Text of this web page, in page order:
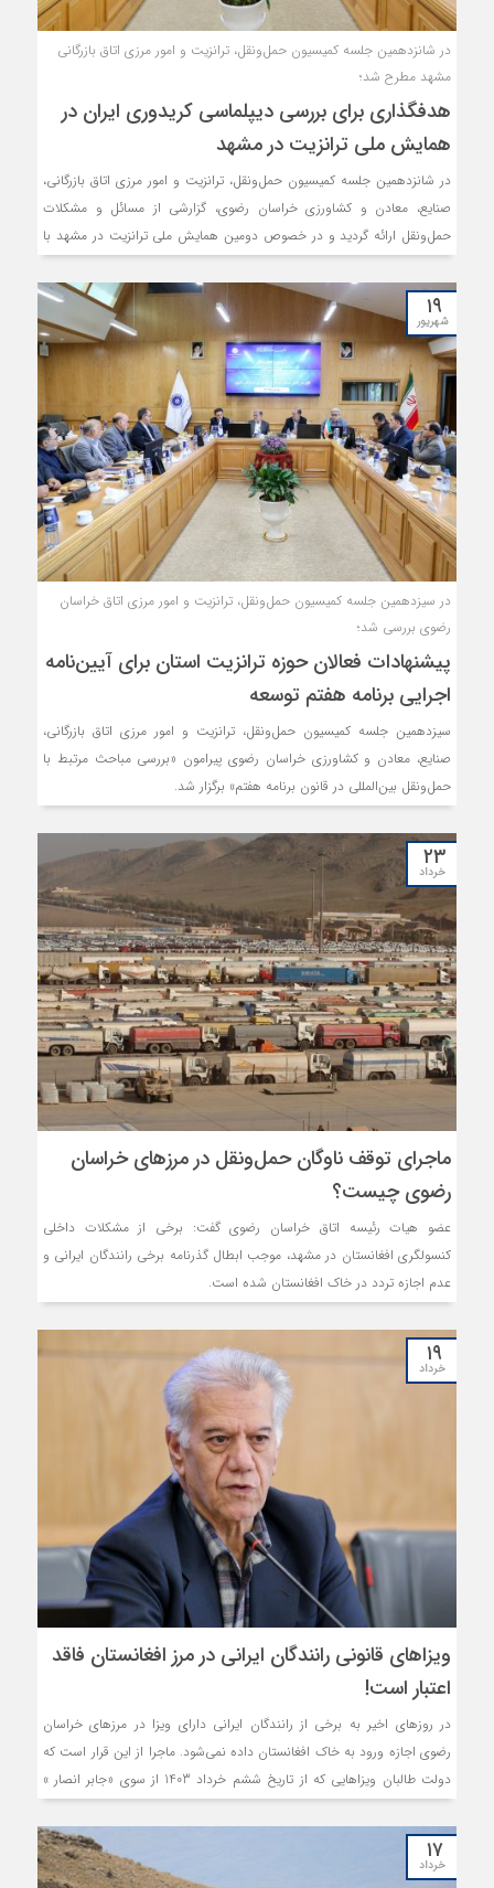
در شانزدهمین جلسه کمیسیون حمل‌ونقل، ترانزیت و امور مرزی اتاق بازرگانی
مشهد مطرح شد؛
هدفگذاری برای بررسی دیپلماسی کریدوری ایران در
همایش ملی ترانزیت در مشهد
در شانزدهمین جلسه کمیسیون حمل‌ونقل، ترانزیت و امور مرزی اتاق بازرگانی،
صنایع، معادن و کشاورزی خراسان رضوی، گزارشی از مسائل و مشکلات
حمل‌ونقل ارائه گردید و در خصوص دومین همایش ملی ترانزیت در مشهد با
۱۹
شهریور
در سیزدهمین جلسه کمیسیون حمل‌ونقل، ترانزیت و امور مرزی اتاق خراسان
رضوی بررسی شد؛
پیشنهادات فعالان حوزه ترانزیت استان برای آیین‌نامه
اجرایی برنامه هفتم توسعه
سیزدهمین جلسه کمیسیون حمل‌ونقل، ترانزیت و امور مرزی اتاق بازرگانی،
صنایع، معادن و کشاورزی خراسان رضوی پیرامون «بررسی مباحث مرتبط با
حمل‌ونقل بین‌المللی در قانون برنامه هفتم» برگزار شد.
۲۳
خرداد
ماجرای توقف ناوگان حمل‌ونقل در مرزهای خراسان
رضوی چیست؟
عضو هیات رئیسه اتاق خراسان رضوی گفت: برخی از مشکلات داخلی
کنسولگری افغانستان در مشهد، موجب ابطال گذرنامه برخی رانندگان ایرانی و
عدم اجازه تردد در خاک افغانستان شده است.
۱۹
خرداد
ویزاهای قانونی رانندگان ایرانی در مرز افغانستان فاقد
اعتبار است!
در روزهای اخیر به برخی از رانندگان ایرانی دارای ویزا در مرزهای خراسان
رضوی اجازه ورود به خاک افغانستان داده نمی‌شود. ماجرا از این قرار است که
دولت طالبان ویزاهایی که از تاریخ ششم خرداد 1403 از سوی «جابر انصار »
سرکنسول افغانستان در مشهد صادر شده است را فاقد اعتبار دانسته و به
گذرنامه این رانندگان که پس از این تاریخ از کنسولگری ویزا و رود‌پاس دریافت
کرده‌اند، مُهر ابطال می‌زند.
۱۷
خرداد